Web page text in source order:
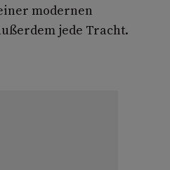
modernen
jede Tracht.